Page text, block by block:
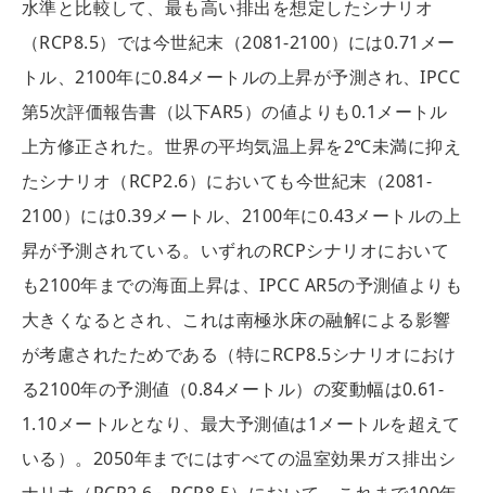
水準と比較して、最も高い排出を想定したシナリオ
（RCP8.5）では今世紀末（2081-2100）には0.71メー
トル、2100年に0.84メートルの上昇が予測され、IPCC
第5次評価報告書（以下AR5）の値よりも0.1メートル
上方修正された。世界の平均気温上昇を2℃未満に抑え
たシナリオ（RCP2.6）においても今世紀末（2081-
2100）には0.39メートル、2100年に0.43メートルの上
昇が予測されている。いずれのRCPシナリオにおいて
も2100年までの海面上昇は、IPCC AR5の予測値よりも
大きくなるとされ、これは南極氷床の融解による影響
が考慮されたためである（特にRCP8.5シナリオにおけ
る2100年の予測値（0.84メートル）の変動幅は0.61-
1.10メートルとなり、最大予測値は1メートルを超えて
いる）。2050年までにはすべての温室効果ガス排出シ